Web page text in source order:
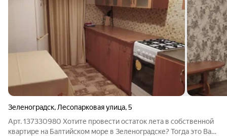
Зеленоградск, Лесопарковая улица,5
Арт. 137330980 Хотите провести остаток лета в собственной
квартире на Балтийском море в Зеленоградске? Тогда это Ваш